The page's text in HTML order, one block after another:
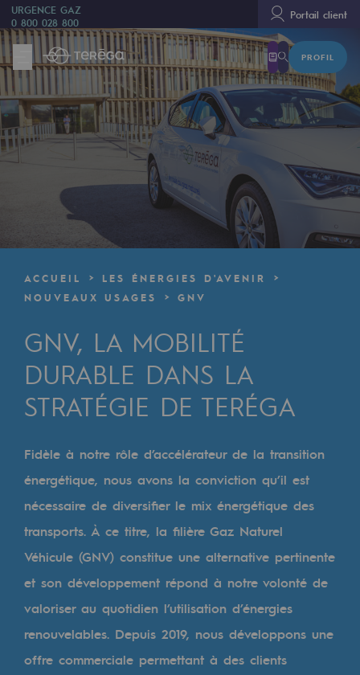
URGENCE GAZ
0 800 028 800
Portail client
PROFIL
Nous sommes
Nous sommes
80 ans d'histoire
Teréga
Accélérateur de la transition énergétique
Une organisation adaptative et ouverte
Une organisation adaptative et
Digitalisation
Transversalité et Collaboratif
Une organisation certifiée
Notre organisation
Notre organisation
Gouvernance
Indicateurs
Où nous trouver
ACCUEIL
LES ÉNERGIES D'AVENIR
NOUVEAUX USAGES
GNV
GNV, LA MOBILITÉ
DURABLE DANS LA
STRATÉGIE DE TERÉGA
Fidèle à notre rôle d’accélérateur de la transition
énergétique, nous avons la conviction qu’il est
nécessaire de diversifier le mix énergétique des
transports. À ce titre, la filière Gaz Naturel
Véhicule (GNV) constitue une alternative pertinente
et son développement répond à notre volonté de
valoriser au quotidien l’utilisation d’énergies
renouvelables. Depuis 2019, nous développons une
offre commerciale permettant à des clients